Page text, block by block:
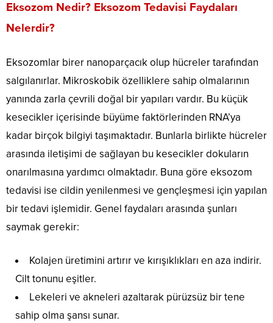
Eksozom Nedir? Eksozom Tedavisi Faydaları
Nelerdir?
Eksozomlar birer nanoparçacık olup hücreler tarafından
salgılanırlar. Mikroskobik özelliklere sahip olmalarının
yanında zarla çevrili doğal bir yapıları vardır. Bu küçük
kesecikler içerisinde büyüme faktörlerinden RNA’ya
kadar birçok bilgiyi taşımaktadır. Bunlarla birlikte hücreler
arasında iletişimi de sağlayan bu kesecikler dokuların
onarılmasına yardımcı olmaktadır. Buna göre eksozom
tedavisi ise cildin yenilenmesi ve gençleşmesi için yapılan
bir tedavi işlemidir. Genel faydaları arasında şunları
saymak gerekir:
Kolajen üretimini artırır ve kırışıklıkları en aza indirir.
Cilt tonunu eşitler.
Lekeleri ve akneleri azaltarak pürüzsüz bir tene
sahip olma şansı sunar.